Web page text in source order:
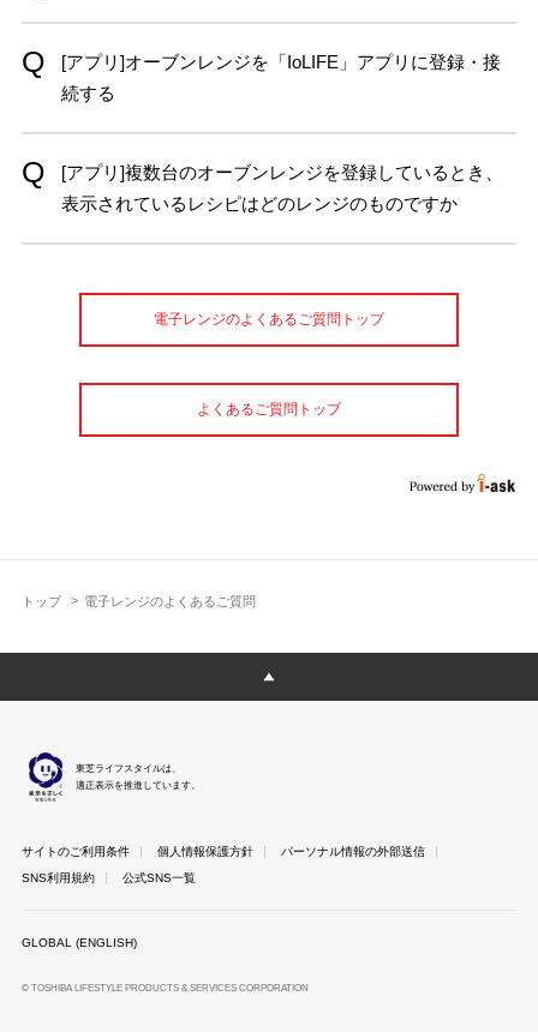
トップ 電子レンジのよくあるご質問
[アプリ]オーブンレンジを「IoLIFE」アプリに登録・接
続する
[アプリ]複数台のオーブンレンジを登録しているとき、
表示されているレシピはどのレンジのものですか
電子レンジのよくあるご質問トップ
よくあるご質問トップ
東芝ライフスタイルは、
適正表示を推進しています。
サイトのご利用条件 個人情報保護方針
パーソナル情報の外部送信
SNS利用規約
公式SNS一覧
GLOBAL (ENGLISH)
© TOSHIBA LIFESTYLE PRODUCTS & SERVICES CORPORATION